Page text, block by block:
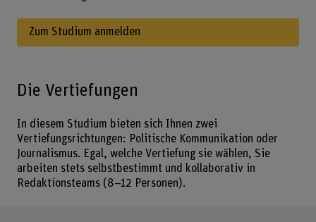
Zum Studium anmelden
Die Vertiefungen
In diesem Studium bieten sich Ihnen zwei
Vertiefungsrichtungen: Politische Kommunikation oder
Journalismus. Egal, welche Vertiefung sie wählen, Sie
arbeiten stets selbstbestimmt und kollaborativ in
Redaktionsteams (8–12 Personen).